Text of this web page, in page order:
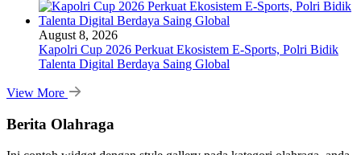
August 8, 2026
Kapolri Cup 2026 Perkuat Ekosistem E-Sports, Polri Bidik
Talenta Digital Berdaya Saing Global
View More
Berita Olahraga